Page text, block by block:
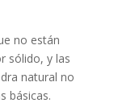
no están
sólido, y las
natural no
básicas.